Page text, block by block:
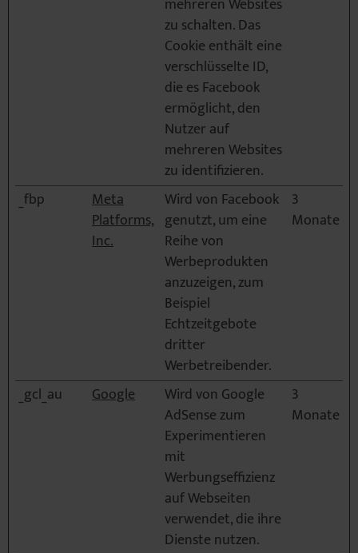
mehreren Websites
zu schalten. Das
Cookie enthält eine
verschlüsselte ID,
die es Facebook
ermöglicht, den
Nutzer auf
mehreren Websites
zu identifizieren.
_fbp
Meta
Platforms,
Inc.
Wird von Facebook
genutzt, um eine
Reihe von
Werbeprodukten
anzuzeigen, zum
Beispiel
Echtzeitgebote
dritter
Werbetreibender.
3
Monate
_gcl_au Google
Wird von Google
AdSense zum
Experimentieren
mit
Werbungseffizienz
auf Webseiten
verwendet, die ihre
Dienste nutzen.
3
Monate